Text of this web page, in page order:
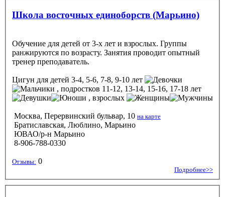
Школа восточных единоборств (Марьино)
Обучение для детей от 3-х лет и взрослых. Группы
ранжируются по возрасту. Занятия проводит опытный
тренер преподаватель.
Цигун для детей 3-4, 5-6, 7-8, 9-10 лет
, подростков 11-12, 13-14, 15-16, 17-18 лет
, взрослых
Москва, Перервинский бульвар, 10 на карте
Братиславская, Люблино, Марьино
ЮВАО/р-н Марьино
8-906-788-0330
Отзывы: 0
Подробнее>>